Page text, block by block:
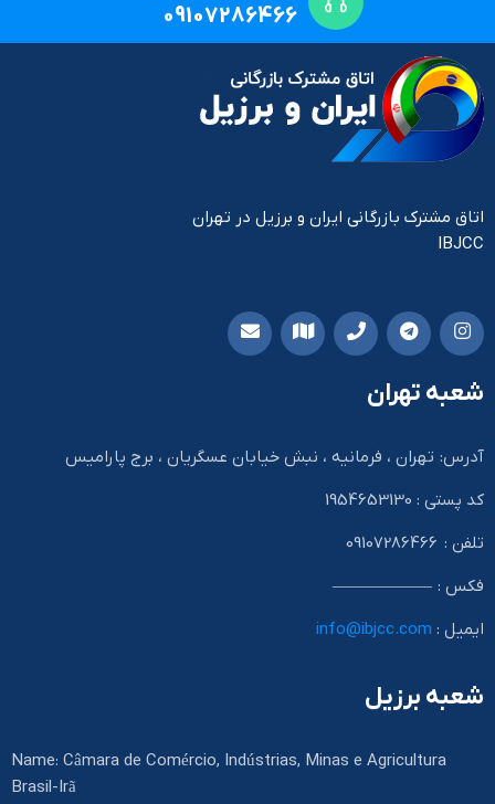
09107286466
اتاق مشترک بازرگانی ایران و برزیل در تهران
IBJCC
شعبه تهران
آدرس: تهران ، فرمانیه ، نبش خیابان عسگریان ، برج پارامیس
کد پستی : 1954653130
تلفن : 09107286466
فکس : ——————
ایمیل : info@ibjcc.com
شعبه برزیل
Name: Câmara de Comércio, Indústrias, Minas e Agricultura
Brasil-Irã